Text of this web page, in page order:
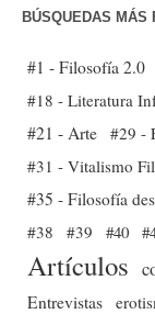
BÚSQUEDAS MÁS
#1 - Filosofía 2.0
#18 - Literatura
#21 - Arte #29 -
#31 - Vitalismo
#35 - Filosofía
#38
#39 #40
Artículos
Entrevistas